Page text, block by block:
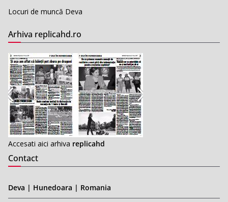
Locuri de muncă Deva
Arhiva replicahd.ro
Accesati aici arhiva replicahd
Contact
Deva | Hunedoara | Romania